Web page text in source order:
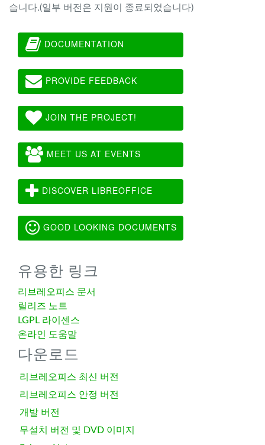
습니다.(일부 버전은 지원이 종료되었습니다)
DOCUMENTATION
PROVIDE FEEDBACK
JOIN THE PROJECT!
MEET US AT EVENTS
DISCOVER LIBREOFFICE
GOOD LOOKING DOCUMENTS
유용한 링크
리브레오피스 문서
릴리즈 노트
LGPL 라이센스
온라인 도움말
다운로드
리브레오피스 최신 버전
리브레오피스 안정 버전
개발 버전
무설치 버전 및 DVD 이미지